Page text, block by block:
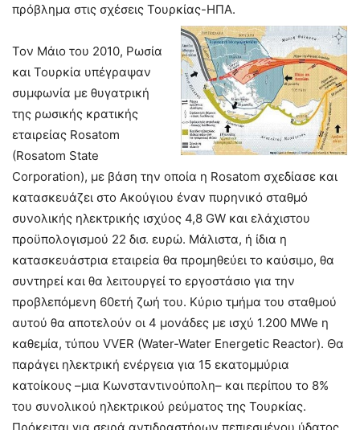
πρόβλημα στις σχέσεις Τουρκίας-ΗΠΑ.
Τον Μάιο του 2010, Ρωσία
και Τουρκία υπέγραψαν
συμφωνία με θυγατρική
της ρωσικής κρατικής
εταιρείας Rosatom
(Rosatom State
Corporation), με βάση την οποία η Rosatom σχεδίασε και
κατασκευάζει στο Ακούγιου έναν πυρηνικό σταθμό
συνολικής ηλεκτρικής ισχύος 4,8 GW και ελάχιστου
προϋπολογισμού 22 δισ. ευρώ. Μάλιστα, ή ίδια η
κατασκευάστρια εταιρεία θα προμηθεύει το καύσιμο, θα
συντηρεί και θα λειτουργεί το εργοστάσιο για την
προβλεπόμενη 60ετή ζωή του. Κύριο τμήμα του σταθμού
αυτού θα αποτελούν οι 4 μονάδες με ισχύ 1.200 MWe η
καθεμία, τύπου VVER (Water-Water Energetic Reactor). Θα
παράγει ηλεκτρική ενέργεια για 15 εκατομμύρια
κατοίκους –μια Κωνσταντινούπολη– και περίπου το 8%
του συνολικού ηλεκτρικού ρεύματος της Τουρκίας.